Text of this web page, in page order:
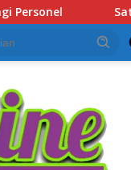
Hadir Bantu Warga